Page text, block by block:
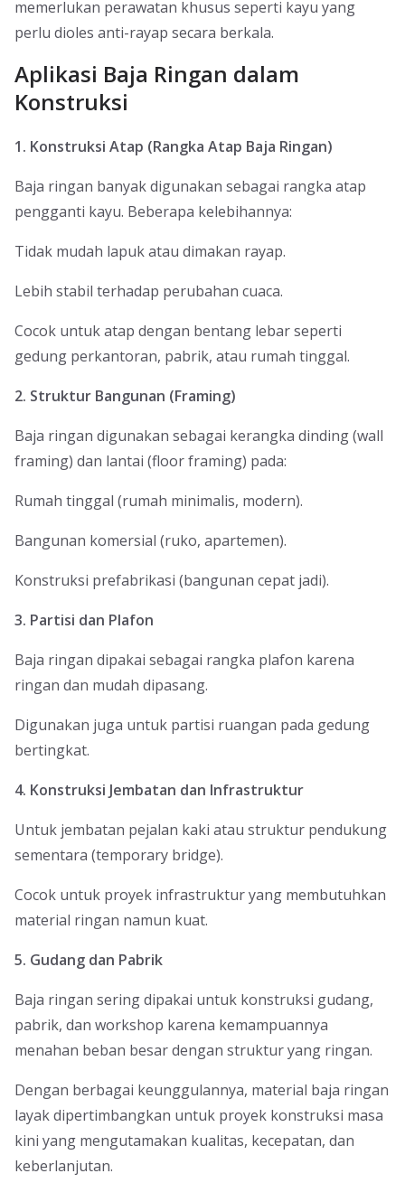
memerlukan perawatan khusus seperti kayu yang
perlu dioles anti-rayap secara berkala.
Aplikasi Baja Ringan dalam
Konstruksi
1. Konstruksi Atap (Rangka Atap Baja Ringan)
Baja ringan banyak digunakan sebagai rangka atap
pengganti kayu. Beberapa kelebihannya:
Tidak mudah lapuk atau dimakan rayap.
Lebih stabil terhadap perubahan cuaca.
Cocok untuk atap dengan bentang lebar seperti
gedung perkantoran, pabrik, atau rumah tinggal.
2. Struktur Bangunan (Framing)
Baja ringan digunakan sebagai kerangka dinding (wall
framing) dan lantai (floor framing) pada:
Rumah tinggal (rumah minimalis, modern).
Bangunan komersial (ruko, apartemen).
Konstruksi prefabrikasi (bangunan cepat jadi).
3. Partisi dan Plafon
Baja ringan dipakai sebagai rangka plafon karena
ringan dan mudah dipasang.
Digunakan juga untuk partisi ruangan pada gedung
bertingkat.
4. Konstruksi Jembatan dan Infrastruktur
Untuk jembatan pejalan kaki atau struktur pendukung
sementara (temporary bridge).
Cocok untuk proyek infrastruktur yang membutuhkan
material ringan namun kuat.
5. Gudang dan Pabrik
Baja ringan sering dipakai untuk konstruksi gudang,
pabrik, dan workshop karena kemampuannya
menahan beban besar dengan struktur yang ringan.
Dengan berbagai keunggulannya, material baja ringan
layak dipertimbangkan untuk proyek konstruksi masa
kini yang mengutamakan kualitas, kecepatan, dan
keberlanjutan.